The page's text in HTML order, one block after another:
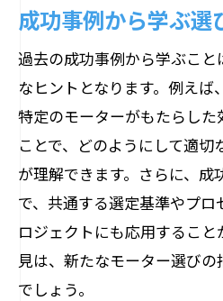
成功事例から学ぶ選
過去の成功事例から学ぶこ
なヒントとなります。例えば
特定のモーターがもたらし
ことで、どのようにして適
が理解できます。さらに、成
で、共通する選定基準やプ
ロジェクトにも応用するこ
見は、新たなモーター選びの
でしょう。